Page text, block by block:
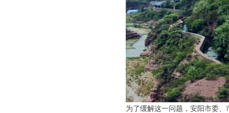
为了缓解这一问题，安阳市委